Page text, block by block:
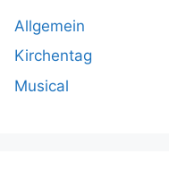
Allgemein
Kirchentag
Musical